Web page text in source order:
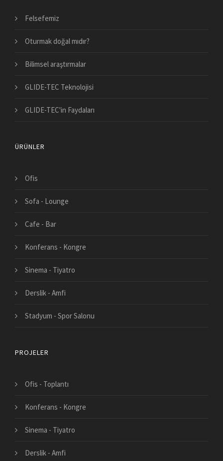
Felsefemiz
Oturmak doğal mıdır?
Bilimsel araştırmalar
GLIDE-TEC Teknolojisi
GLIDE-TEC'in Faydaları
ÜRÜNLER
Ofis
Sofa - Lounge
Cafe - Bar
Konferans - Kongre
Sinema - Tiyatro
Derslik - Amfi
Stadyum - Spor Salonu
PROJELER
Ofis - Toplantı
Konferans - Kongre
Sinema - Tiyatro
Derslik - Amfi